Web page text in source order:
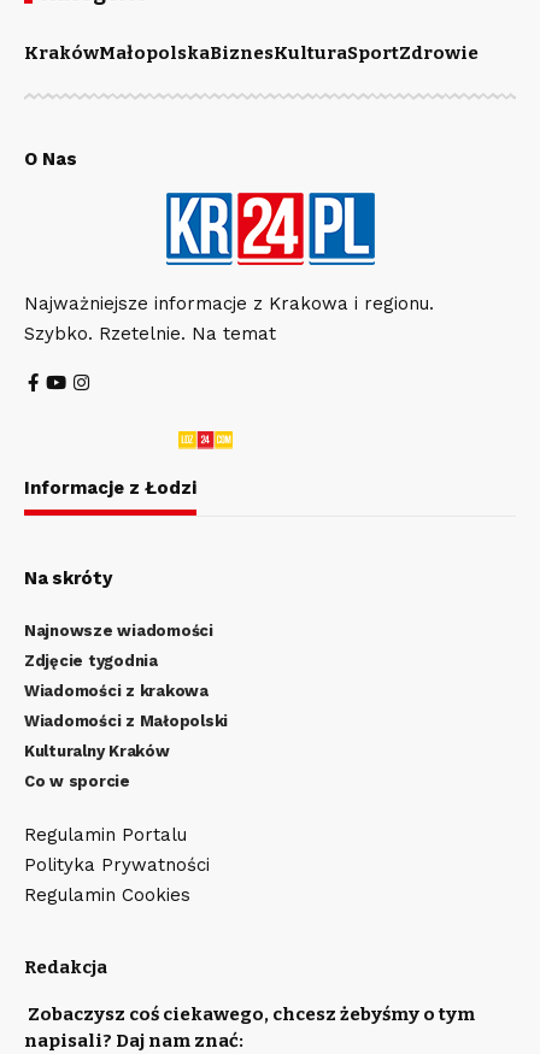
KrakówMałopolskaBiznesKulturaSportZdrowie
O Nas
Najważniejsze informacje z Krakowa i regionu.
Szybko. Rzetelnie. Na temat
Informacje z Łodzi
Na skróty
Najnowsze wiadomości
Zdjęcie tygodnia
Wiadomości z krakowa
Wiadomości z Małopolski
Kulturalny Kraków
Co w sporcie
Regulamin Portalu
Polityka Prywatności
Regulamin Cookies
Redakcja
Zobaczysz coś ciekawego, chcesz żebyśmy o tym
napisali? Daj nam znać: